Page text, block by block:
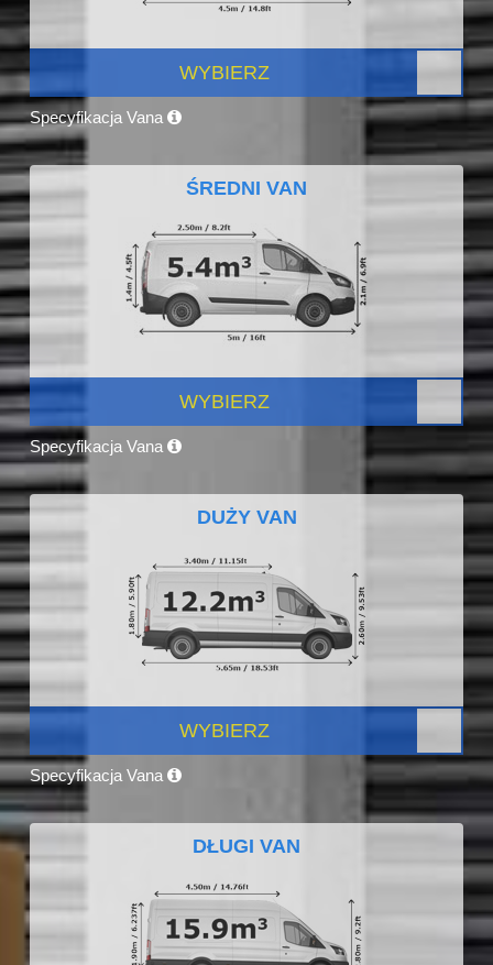
WYBIERZ
Specyfikacja Vana
ŚREDNI VAN
WYBIERZ
Specyfikacja Vana
DUŻY VAN
WYBIERZ
Specyfikacja Vana
DŁUGI VAN